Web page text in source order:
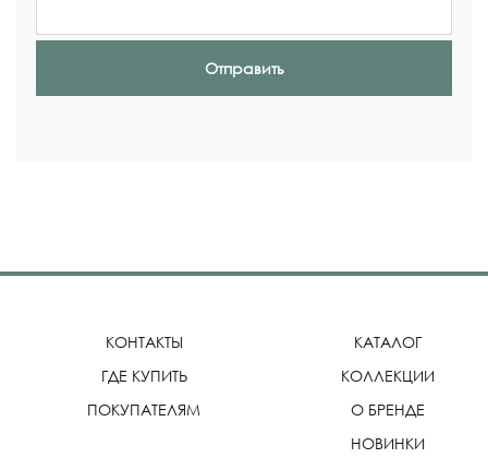
Отправить
КОНТАКТЫ
ГДЕ КУПИТЬ
ПОКУПАТЕЛЯМ
КАТАЛОГ
КОЛЛЕКЦИИ
О БРЕНДЕ
НОВИНКИ